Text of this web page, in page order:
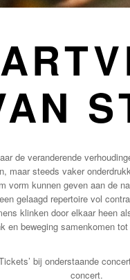
de veranderende
maar steeds vaker
vorm kunnen geven aan de
gelaagd repertoire vol
klinken door elkaar heen
en beweging samenkomen
bij onderstaande
concert.